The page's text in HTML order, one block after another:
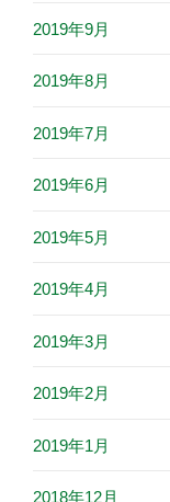
2019年9月
2019年8月
2019年7月
2019年6月
2019年5月
2019年4月
2019年3月
2019年2月
2019年1月
2018年12月